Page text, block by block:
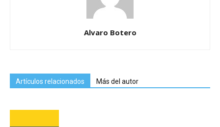
Alvaro Botero
Artículos relacionados Más del autor